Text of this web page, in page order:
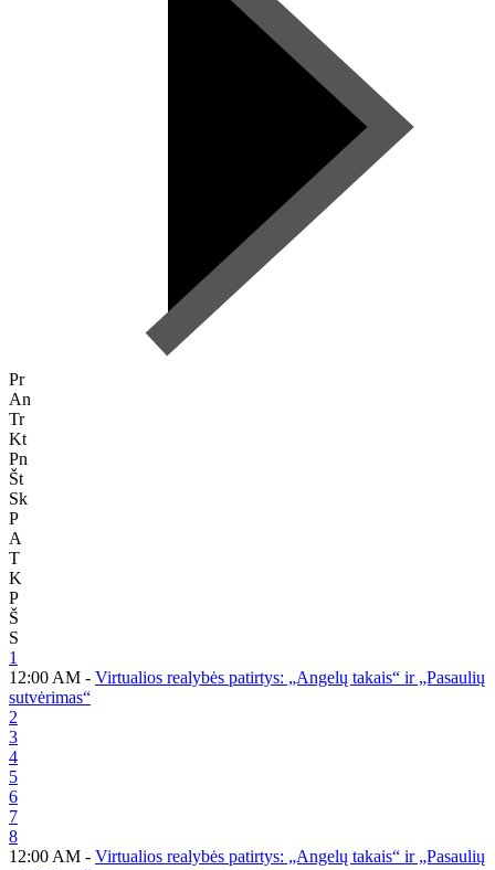
Pr
An
Tr
Kt
Pn
Št
Sk
P
A
T
K
P
Š
S
1
12:00 AM - Virtualios realybės patirtys: „Angelų takais“ ir „Pasaulių
sutvėrimas“
2
3
4
5
6
7
8
12:00 AM - Virtualios realybės patirtys: „Angelų takais“ ir „Pasaulių